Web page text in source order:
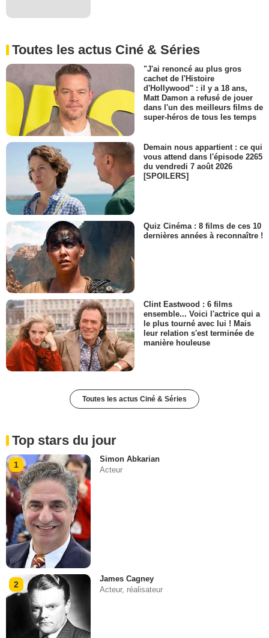
Toutes les actus Ciné & Séries
"J'ai renoncé au plus gros
cachet de l'Histoire
d'Hollywood" : il y a 18 ans,
Matt Damon a refusé de jouer
dans l'un des meilleurs films de
super-héros de tous les temps
Demain nous appartient : ce qui
vous attend dans l'épisode 2265
du vendredi 7 août 2026
[SPOILERS]
Quiz Cinéma : 8 films de ces 10
dernières années à reconnaître !
Clint Eastwood : 6 films
ensemble... Voici l'actrice qui a
le plus tourné avec lui ! Mais
leur relation s'est terminée de
manière houleuse
Toutes les actus Ciné & Séries
Top stars du jour
1
Simon Abkarian
Acteur
2
James Cagney
Acteur, réalisateur